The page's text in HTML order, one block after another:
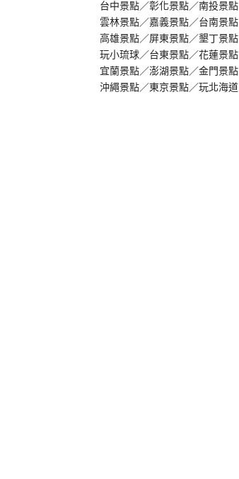
台中景點／彰化景點／南投景點
雲林景點／嘉義景點／台南景點
高雄景點／屏東景點／墾丁景點
玩小琉球／台東景點／花蓮景點
宜蘭景點／澎湖景點／金門景點
沖繩景點／東京景點／玩北海道